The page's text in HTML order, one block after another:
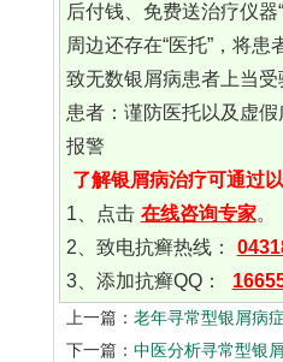
后付钱、免费送治疗仪
周边还存在“医托”，将
致无数银屑病患者上当
患者：谨防医托以及虚
报警
了解银屑病治疗可通过
1、点击 在线咨询专家。
2、致电抗癣热线：
3、添加抗癣QQ：
上一篇： 老年寻常型银屑病
下一篇： 中医分析寻常型银